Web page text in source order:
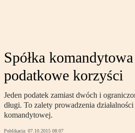
Spółka
podatkowe korzyści
Jeden podatek zamiast dwóch i
długi. To zalety prowadzenia
komandytowej.
Publikacja: 07.10.2015 08:07